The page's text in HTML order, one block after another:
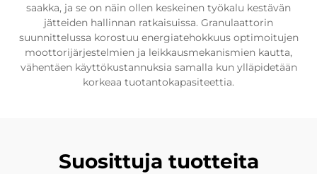
saakka, ja se on näin ollen keskeinen työkalu kestävän
jätteiden hallinnan ratkaisuissa. Granulaattorin
suunnittelussa korostuu energiatehokkuus optimoitujen
moottorijärjestelmien ja leikkausmekanismien kautta,
vähentäen käyttökustannuksia samalla kun ylläpidetään
korkeaa tuotantokapasiteettia.
Suosittuja tuotteita